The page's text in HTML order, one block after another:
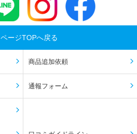
ページTOPへ戻る
商品追加依頼
通報フォーム